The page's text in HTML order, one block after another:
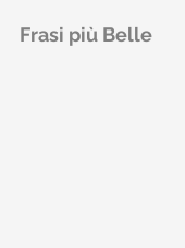
Frasi più Belle